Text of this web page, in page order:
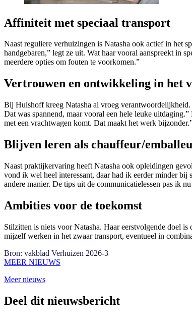
Affiniteit met speciaal transport
Naast reguliere verhuizingen is Natasha ook actief in het
handgebaren,” legt ze uit. Wat haar vooral aanspreekt in
meerdere opties om fouten te voorkomen.”
Vertrouwen en ontwikkeling in het
Bij Hulshoff kreeg Natasha al vroeg
Dat was spannend, maar vooral een hele leuke
met een vrachtwagen komt. Dat maakt het werk
Blijven leren als chauffeur/
Naast praktijkervaring heeft Natasha ook opleidingen
vond ik wel heel interessant, daar had ik eerder minder bij
andere manier. De tips uit de communicatielessen pas ik
Ambities voor de toekomst
Stilzitten is niets voor Natasha. Haar eerstvolgende doel
mijzelf werken in het zwaar transport, eventueel in
Bron: vakblad Verhuizen 2026-3
MEER NIEUWS
Meer nieuws
Deel dit nieuwsbericht